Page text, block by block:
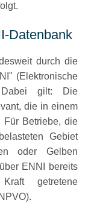
Datenbank
durch die
(Elektronische
Dabei gilt: Die
die in einem
Für Betriebe, die
Gebiet
oder Gelben
ENNI bereits
getretene